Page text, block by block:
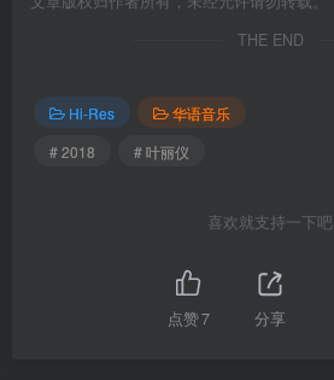
THE END
Hi-Res
华语音乐
# 2018
# 叶丽仪
喜欢就支持一下吧
点赞7 分享